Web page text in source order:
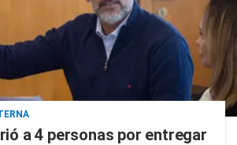
a 4 personas por entregar